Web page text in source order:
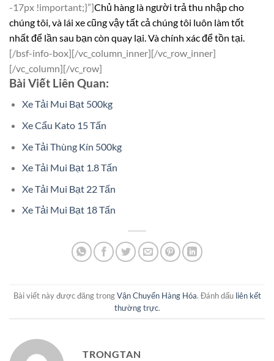
-17px !important;}”]Chủ hàng là người trả thu nhập cho
chúng tôi, và lái xe cũng vậy tất cả chúng tôi luôn làm tốt
nhất để lần sau bạn còn quay lại. Và chính xác để tồn tại.
[/bsf-info-box][/vc_column_inner][/vc_row_inner]
[/vc_column][/vc_row]
Bài Viết Liên Quan:
Xe Tải Mui Bạt 500kg
Xe Cẩu Kato 15 Tấn
Xe Tải Thùng Kín 500kg
Xe Tải Mui Bạt 1.8 Tấn
Xe Tải Mui Bạt 22 Tấn
Xe Tải Mui Bạt 18 Tấn
Bài viết này được đăng trongVận Chuyển Hàng Hóa. Đánh dấu liên kết
thường trực.
TRONGTAN